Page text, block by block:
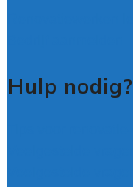
Hulp nodig?